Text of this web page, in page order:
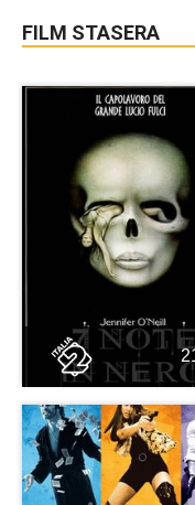
FILM STASERA